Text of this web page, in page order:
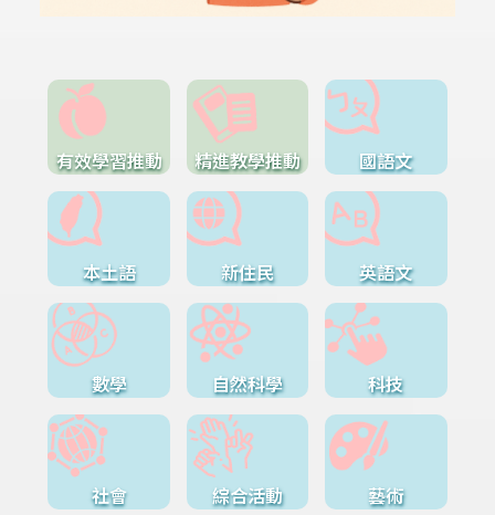
有效學習推動 精進教學推動 國語文
本土語 新住民 英語文
數學 自然科學 科技
社會 綜合活動 藝術